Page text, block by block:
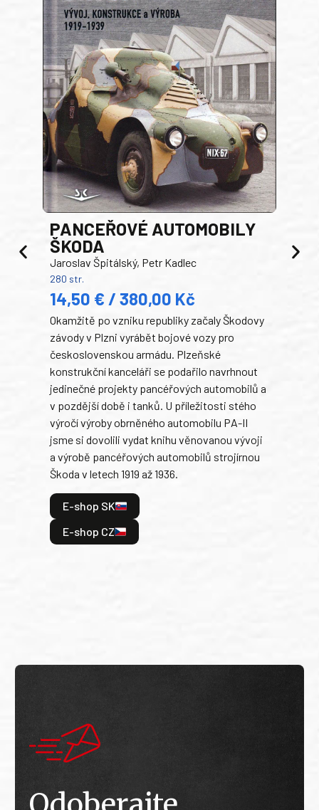
PANCEŘOVÉ AUTOMOBILY
ŠKODA
Jaroslav Špitálský, Petr Kadlec
280 str.
14,50 € / 380,00 Kč
Okamžitě po vzniku republiky začaly Škodovy
závody v Plzni vyrábět bojové vozy pro
československou armádu. Plzeňské
konstrukční kanceláři se podařilo navrhnout
jedinečné projekty pancéřových automobilů a
v pozdější době i tanků. U příležitosti stého
výročí výroby obrněného automobilu PA-II
jsme si dovolili vydat knihu věnovanou vývoji
a výrobě pancéřových automobilů strojírnou
Škoda v letech 1919 až 1936.
E-shop SK
E-shop CZ